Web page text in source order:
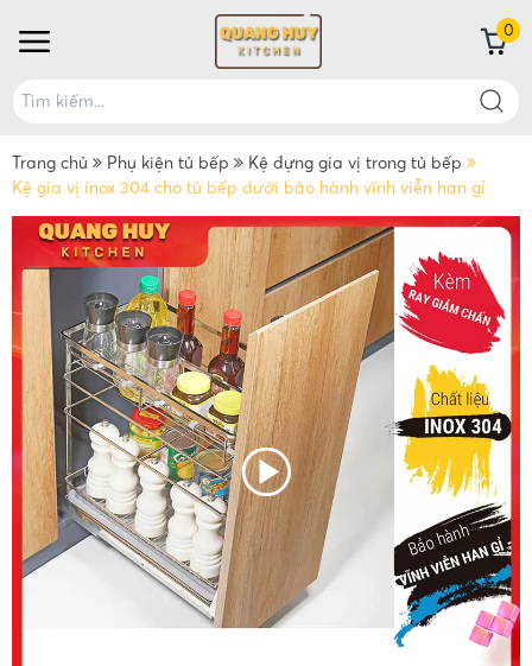
0
Trang chủ Phụ kiện tủ bếp
Kệ đựng gia vị trong tủ bếp
Kệ gia vị inox 304 cho tủ bếp dưới bảo hành vĩnh viễn han gỉ